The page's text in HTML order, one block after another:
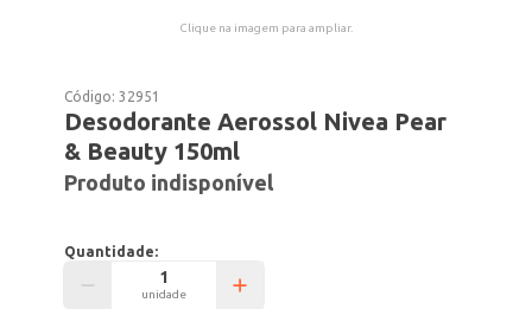
Clique na imagem para ampliar.
Código:32951
Desodorante Aerossol Nivea Pear
& Beauty 150ml
Produto indisponível
Quantidade:
unidade